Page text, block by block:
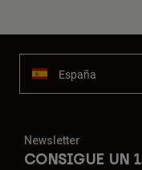
España
Newsletter
CONSIGUE UN